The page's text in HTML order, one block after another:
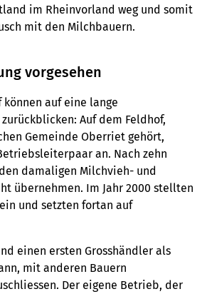
im Rheinvorland weg und somit
mit den Milchbauern.
vorgesehen
können auf eine lange
Auf dem Feldhof,
Gemeinde Oberriet gehört,
an. Nach zehn
damaligen Milchvieh- und
übernehmen. Im Jahr 2000 stellten
und setzten fortan auf
einen ersten Grosshändler als
mit anderen Bauern
Der eigene Betrieb, der